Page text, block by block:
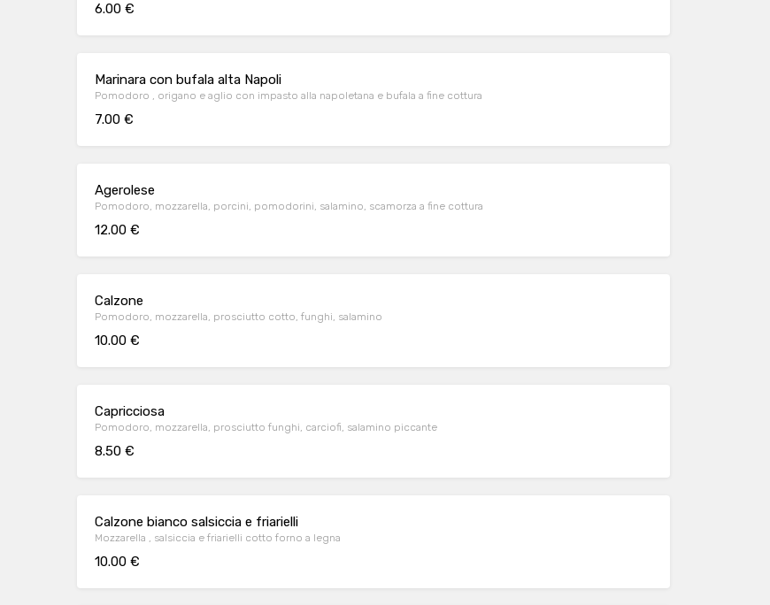
6.00 €
Marinara con bufala alta Napoli
Pomodoro , origano e aglio con impasto alla napoletana e bufala a fine cottura
7.00 €
Agerolese
Pomodoro, mozzarella, porcini, pomodorini, salamino, scamorza a fine cottura
12.00 €
Calzone
Pomodoro, mozzarella, prosciutto cotto, funghi, salamino
10.00 €
Capricciosa
Pomodoro, mozzarella, prosciutto funghi, carciofi, salamino piccante
8.50 €
Calzone bianco salsiccia e friarielli
Mozzarella , salsiccia e friarielli cotto forno a legna
10.00 €